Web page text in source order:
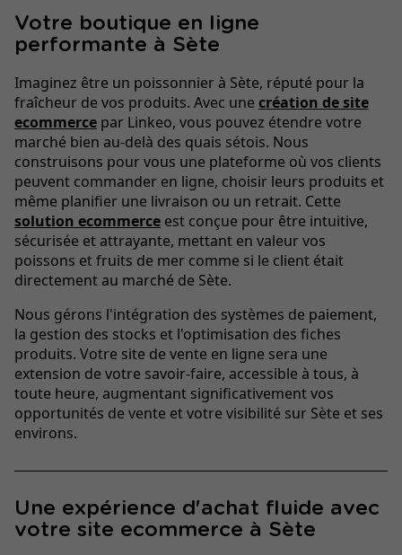
Votre boutique en ligne
performante à Sète
Imaginez être un poissonnier à Sète, réputé pour la
fraîcheur de vos produits. Avec une création de site
ecommerce par Linkeo, vous pouvez étendre votre
marché bien au-delà des quais sétois. Nous
construisons pour vous une plateforme où vos clients
peuvent commander en ligne, choisir leurs produits et
même planifier une livraison ou un retrait. Cette
solution ecommerce est conçue pour être intuitive,
sécurisée et attrayante, mettant en valeur vos
poissons et fruits de mer comme si le client était
directement au marché de Sète.
Nous gérons l'intégration des systèmes de paiement,
la gestion des stocks et l'optimisation des fiches
produits. Votre site de vente en ligne sera une
extension de votre savoir-faire, accessible à tous, à
toute heure, augmentant significativement vos
opportunités de vente et votre visibilité sur Sète et ses
environs.
Une expérience d'achat fluide avec
votre site ecommerce à Sète